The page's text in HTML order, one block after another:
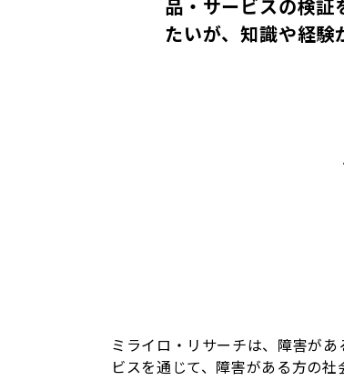
品・サービスの検証
たいが、知識や経験
ミライロ・リサーチは、障害が
ビスを通じて、障害がある方の社